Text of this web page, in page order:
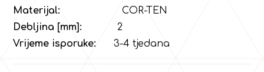
Materijal:
COR-TEN
Debljina [mm]:
2
Vrijeme isporuke:
3-4 tjedana